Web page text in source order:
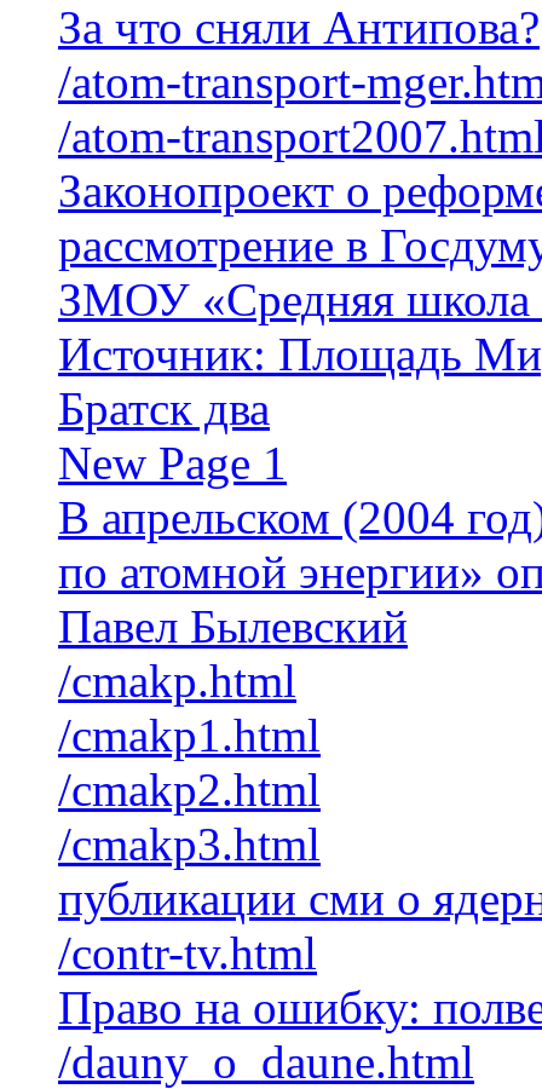
За что сняли Антипова?
/atom-transport-
/atom-
Законопроект о
рассмотрение в
ЗМОУ «Средняя
Источник: Площадь
Братск два
New Page 1
В апрельском (2004
по атомной энергии»
Павел Былевский
/cmakp.html
/cmakp1.html
/cmakp2.html
/cmakp3.html
публикации сми о
/contr-tv.html
Право на ошибку:
/dauny_o_daune.html